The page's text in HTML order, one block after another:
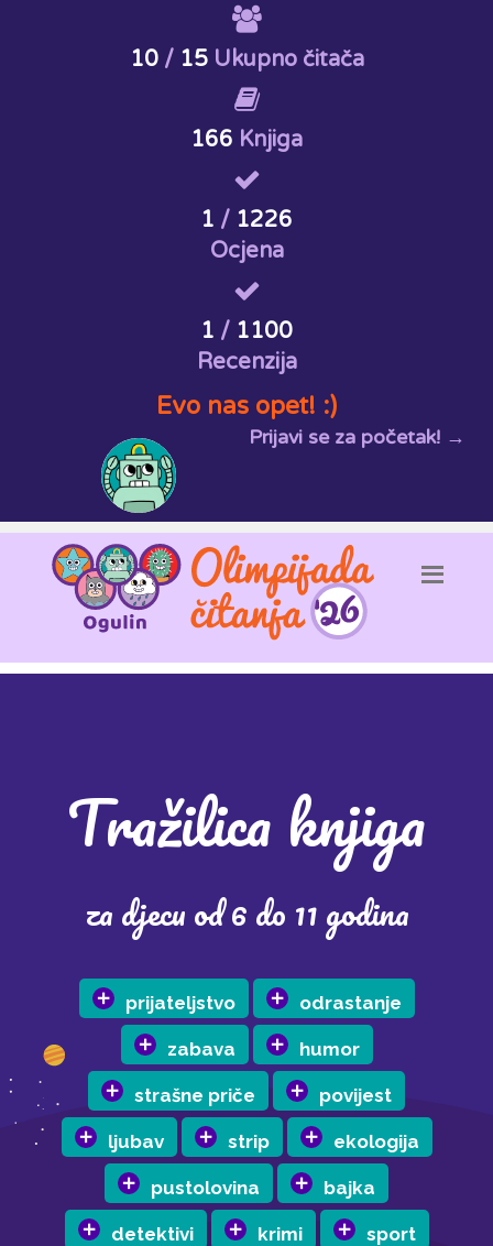
10/ 15Ukupno čitača
166 Knjiga
1 / 1226
Ocjena
1 / 1100
Recenzija
Evo nas opet! :)
Prijavi se za početak! →
Tražilica knjiga
za djecu od 6 do 11 godina
prijateljstvo odrastanje
zabava humor
strašne priče povijest
ljubav strip ekologija
pustolovina bajka
detektivi krimi sport